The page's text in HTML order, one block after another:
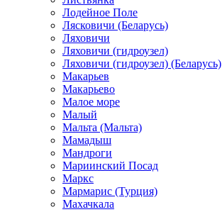
Лодейное Поле
Лясковичи (Беларусь)
Ляховичи
Ляховичи (гидроузел)
Ляховичи (гидроузел) (Беларусь)
Макарьев
Макарьево
Малое море
Малый
Мальта (Мальта)
Мамадыш
Мандроги
Мариинский Посад
Маркс
Мармарис (Турция)
Махачкала